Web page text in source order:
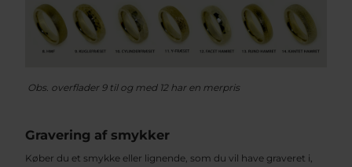
Obs. overflader 9 til og med 12 har en merpris
Gravering af smykker
Køber du et smykke eller lignende, som du vil have graveret i,